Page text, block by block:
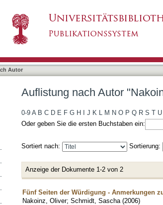
Autor
Auflistung nach Autor
0-9 A B C D E F G H J K L M N O P Q R S T U
Oder geben Sie die ersten Buchstaben ein:
Sortiert nach: Sortierung:
Anzeige der Dokumente 1-2 von 2
Fünf Seiten der Würdigung - Anmerkungen
Nakoinz, Oliver; Schmidt, Sascha (2006)